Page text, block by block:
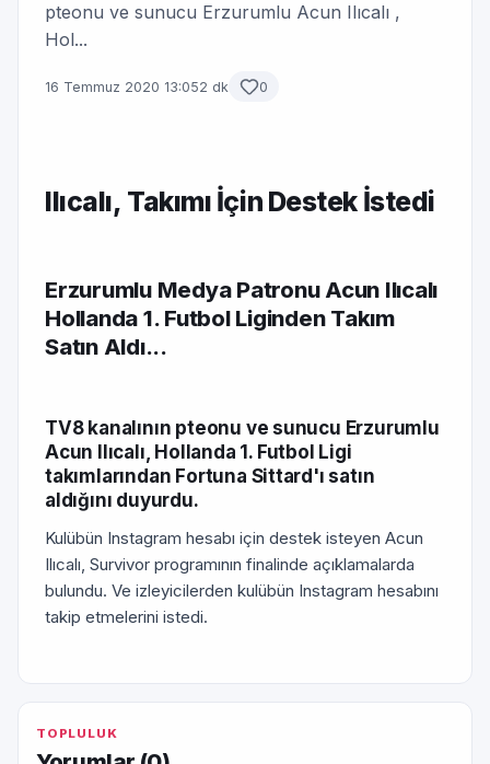
pteonu ve sunucu Erzurumlu Acun Ilıcalı ,
Hol...
16 Temmuz 2020 13:052 dk 0
Ilıcalı, Takımı İçin Destek İstedi
Erzurumlu Medya Patronu Acun Ilıcalı
Hollanda 1. Futbol Liginden Takım
Satın Aldı...
TV8 kanalının pteonu ve sunucu Erzurumlu
Acun Ilıcalı, Hollanda 1. Futbol Ligi
takımlarından Fortuna Sittard'ısatın
aldığını duyurdu.
Kulübün Instagram hesabı için destek isteyen Acun
Ilıcalı, Survivor programının finalinde açıklamalarda
bulundu. Ve izleyicilerden kulübün Instagram hesabını
takip etmelerini istedi.
TOPLULUK